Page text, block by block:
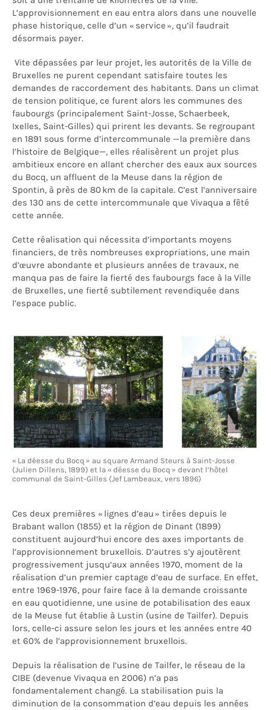
L’approvisionnement en eau entra alors dans une nouvelle
phase historique, celle d’un « service », qu’il faudrait
désormais payer.
Vite dépassées par leur projet, les autorités de la Ville de
Bruxelles ne purent cependant satisfaire toutes les
demandes de raccordement des habitants. Dans un climat
de tension politique, ce furent alors les communes des
faubourgs (principalement Saint-Josse, Schaerbeek,
Ixelles, Saint-Gilles) qui prirent les devants. Se regroupant
en 1891 sous forme d’intercommunale —la première dans
l’histoire de Belgique—, elles réalisèrent un projet plus
ambitieux encore en allant chercher des eaux aux sources
du Bocq, un affluent de la Meuse dans la région de
Spontin, à près de 80 km de la capitale. C’est l’anniversaire
des 130 ans de cette intercommunale que Vivaqua a fêté
cette année.
Cette réalisation qui nécessita d’importants moyens
financiers, de très nombreuses expropriations, une main
d’œuvre abondante et plusieurs années de travaux, ne
manqua pas de faire la fierté des faubourgs face à la Ville
de Bruxelles, une fierté subtilement revendiquée dans
l’espace public.
« La déesse du Bocq » au square Armand Steurs à Saint-Josse
(Julien Dillens, 1899) et la « déesse du Bocq » devant l’hôtel
communal de Saint-Gilles (Jef Lambeaux, vers 1896)
Ces deux premières « lignes d’eau » tirées depuis le
Brabant wallon (1855) et la région de Dinant (1899)
constituent aujourd’hui encore des axes importants de
l’approvisionnement bruxellois. D’autres s’y ajoutèrent
progressivement jusqu’aux années 1970, moment de la
réalisation d’un premier captage d’eau de surface. En effet,
entre 1969-1976, pour faire face à la demande croissante
en eau quotidienne, une usine de potabilisation des eaux
de la Meuse fut établie à Lustin (usine de Tailfer). Depuis
lors, celle-ci assure selon les jours et les années entre 40
et 60% de l’approvisionnement bruxellois.
Depuis la réalisation de l’usine de Tailfer, le réseau de la
CIBE (devenue Vivaqua en 2006) n’a pas
fondamentalement changé. La stabilisation puis la
diminution de la consommation d’eau depuis les années